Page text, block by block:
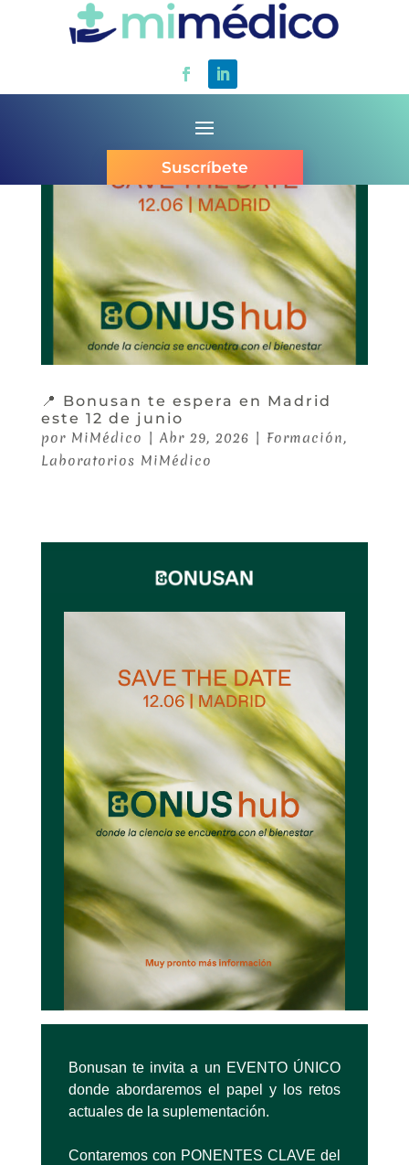
Suscríbete
📍 Bonusan te espera en Madrid
este 12 de junio
por MiMédico | Abr 29, 2026 | Formación,
Laboratorios MiMédico
Bonusan te invita a un EVENTO ÚNICO
donde abordaremos el papel y los retos
actuales de la suplementación.
Contaremos con PONENTES CLAVE del